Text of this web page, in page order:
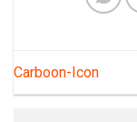
Carboon-Icon